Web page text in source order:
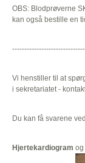
OBS: Blodprøverne
kan også bestille en
Vi henstiller til at
i sekretariatet -
Du kan få svarene
Hjertekardiogram og